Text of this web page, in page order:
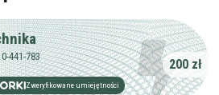
441-783
Zweryfikowane umiejętności
200 zł